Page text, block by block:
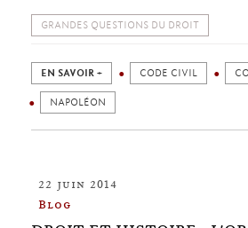
GRANDES QUESTIONS DU DROIT
EN SAVOIR + CODE CIVIL
NAPOLÉON
22 juin 2014
Blog